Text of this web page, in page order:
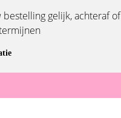
bestelling gelijk, achteraf of